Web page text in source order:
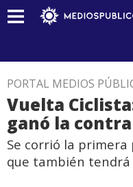
PORTAL MEDIOS
Vuelta
ganó la
Se corrió la
que también